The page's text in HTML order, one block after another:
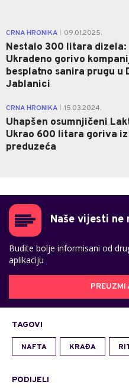
CRNA HRONIKA 09.01.2025.
Nestalo 300 litara dizela:
Ukradeno gorivo
besplatno sanira prugu u
Jablanici
CRNA HRONIKA 15.03.2024.
Uhapšen osumnjičeni
Ukrao 600 litara goriva
preduzeća
Naše vijesti ne
Budite bolje informisani od
aplikaciju
PREUZMI
TAGOVI
NAFTA KRAĐA
PODIJELI